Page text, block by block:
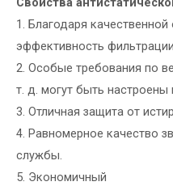
1. Благодаря
эффективность
2. Особые требования по
т. д. могут быть настроены
3. Отличная защита от
4. Равномерное качество
службы.
5. Экономичный